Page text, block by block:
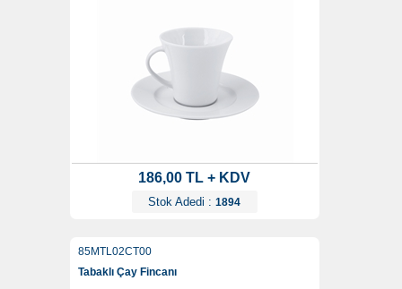
186,00 TL + KDV
Stok Adedi : 1894
85MTL02CT00
Tabaklı Çay Fincanı